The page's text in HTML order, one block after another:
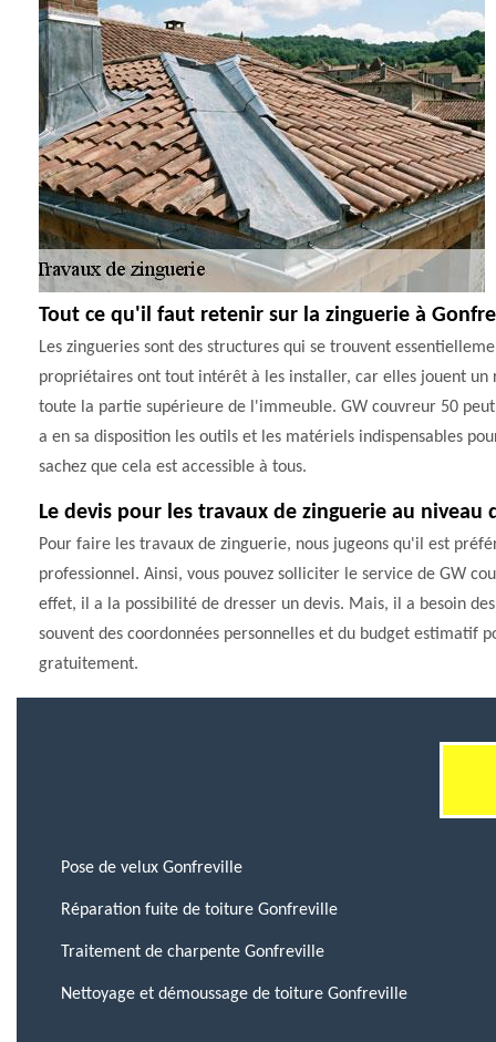
Tout ce qu'il faut retenir sur la zinguerie à
Les zingueries sont des structures qui se trouvent
propriétaires ont tout intérêt à les installer, car elles jouent
toute la partie supérieure de l'immeuble. GW couvreur 50
a en sa disposition les outils et les matériels indispensables
sachez que cela est accessible à tous.
Le devis pour les travaux de zinguerie au
Pour faire les travaux de zinguerie, nous jugeons qu'il est
professionnel. Ainsi, vous pouvez solliciter le service de GW
effet, il a la possibilité de dresser un devis. Mais, il a besoin
souvent des coordonnées personnelles et du budget
gratuitement.
Pose de velux Gonfreville
Réparation fuite de toiture Gonfreville
Traitement de charpente Gonfreville
Nettoyage et démoussage de toiture Gonfreville